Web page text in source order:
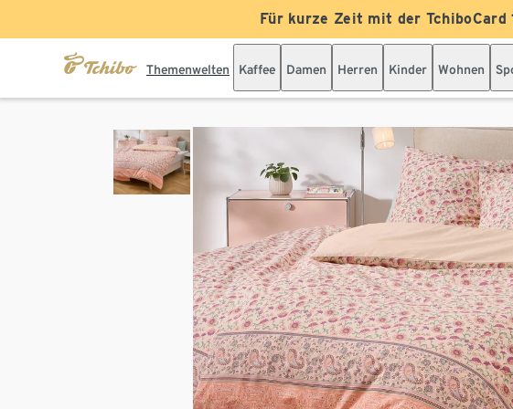
Für kurze Zeit mit der
Themenwelten Kaffee Damen Herren Kinder Wohnen